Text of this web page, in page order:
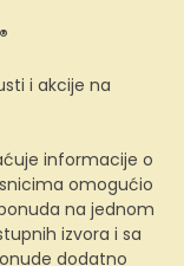
i akcije na
informacije o
omogućio
na jednom
izvora i sa
dodatno